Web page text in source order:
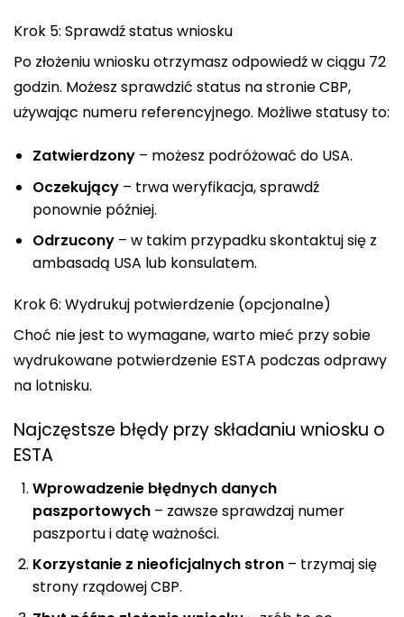
Krok 5: Sprawdź status wniosku
Po złożeniu wniosku otrzymasz odpowiedź w ciągu 72
godzin. Możesz sprawdzić status na stronie CBP,
używając numeru referencyjnego. Możliwe statusy to:
Zatwierdzony– możesz podróżować do USA.
Oczekujący– trwa weryfikacja, sprawdź
ponownie później.
Odrzucony– w takim przypadku skontaktuj się z
ambasadą USA lub konsulatem.
Krok 6: Wydrukuj potwierdzenie (opcjonalne)
Choć nie jest to wymagane, warto mieć przy sobie
wydrukowane potwierdzenie ESTA podczas odprawy
na lotnisku.
Najczęstsze błędy przy składaniu wniosku o
ESTA
Wprowadzenie błędnych danych
paszportowych– zawsze sprawdzaj numer
paszportu i datę ważności.
Korzystanie z nieoficjalnych stron– trzymaj się
strony rządowej CBP.